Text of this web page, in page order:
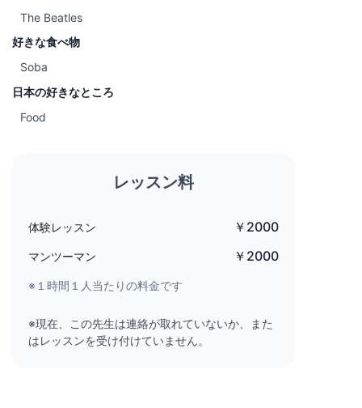
The Beatles
好きな食べ物
Soba
日本の好きなところ
Food
レッスン料
体験レッスン ￥2000
マンツーマン ￥2000
※１時間１人当たりの料金です
※現在、この先生は連絡が取れていないか、また
はレッスンを受け付けていません。